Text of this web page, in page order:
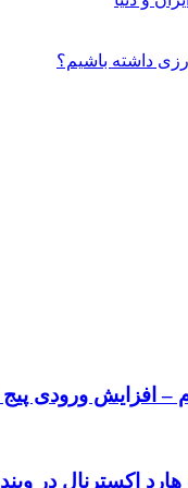
داشته باشیم؟
افزایش ورودی پیج
اکسترنال در